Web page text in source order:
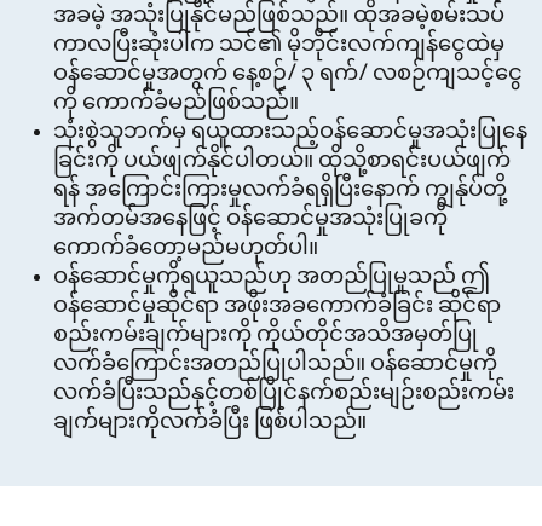
အခမဲ့ အသုံးပြုနိုင်မည်ဖြစ်သည်။ ထိုအခမဲ့စမ်းသပ်
ကာလပြီးဆုံးပါက သင်၏ မိုဘိုင်းလက်ကျန်ငွေထဲမှ
ဝန်ဆောင်မှုအတွက် နေ့စဉ်/ ၃ ရက်/ လစဉ်ကျသင့်ငွေ
ကို ကောက်ခံမည်ဖြစ်သည်။
သုံးစွဲသူဘက်မှ ရယူထားသည့်ဝန်ဆောင်မှုအသုံးပြုနေ
ခြင်းကို ပယ်ဖျက်နိုင်ပါတယ်။ ထိုသို့စာရင်းပယ်ဖျက်
ရန် အကြောင်းကြားမှုလက်ခံရရှိပြီးနောက် ကျွန်ုပ်တို့
အက်တမ်အနေဖြင့် ဝန်ဆောင်မှုအသုံးပြုခကို
ကောက်ခံတော့မည်မဟုတ်ပါ။
ဝန်ဆောင်မှုကိုရယူသည်ဟု အတည်ပြုမှုသည် ဤ
ဝန်ဆောင်မှုဆိုင်ရာ အဖိုးအခကောက်ခံခြင်း ဆိုင်ရာ
စည်းကမ်းချက်များကို ကိုယ်တိုင်အသိအမှတ်ပြု
လက်ခံကြောင်းအတည်ပြုပါသည်။ ဝန်ဆောင်မှုကို
လက်ခံပြီးသည်နှင့်တစ်ပြိုင်နက်စည်းမျဉ်းစည်းကမ်း
ချက်များကိုလက်ခံပြီး ဖြစ်ပါသည်။